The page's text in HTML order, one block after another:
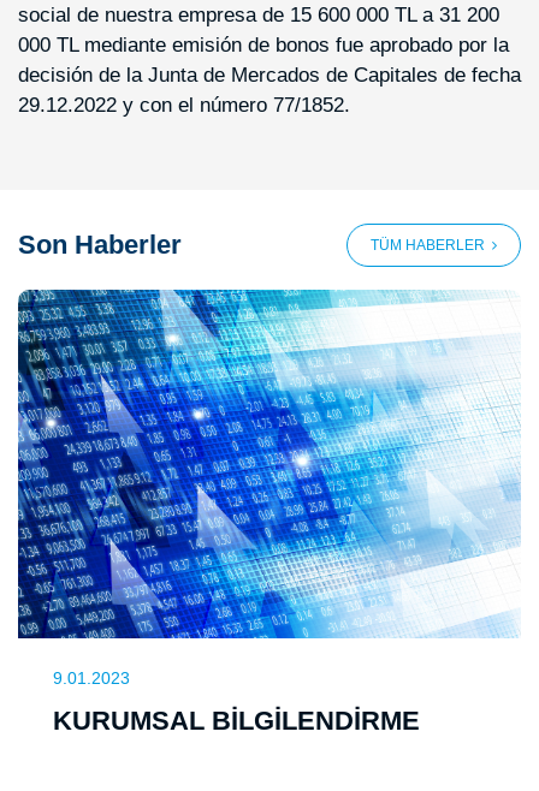
social de nuestra empresa de 15 600 000 TL a 31 200
000 TL mediante emisión de bonos fue aprobado por la
decisión de la Junta de Mercados de Capitales de fecha
29.12.2022 y con el número 77/1852.
Son Haberler TÜM HABERLER
9.01.2023
KURUMSAL BİLGİLENDİRME